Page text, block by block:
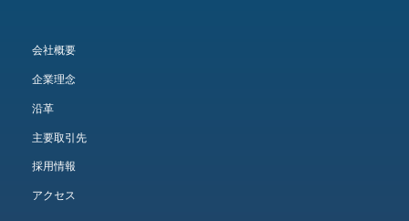
会社概要
企業理念
沿革
主要取引先
採用情報
アクセス